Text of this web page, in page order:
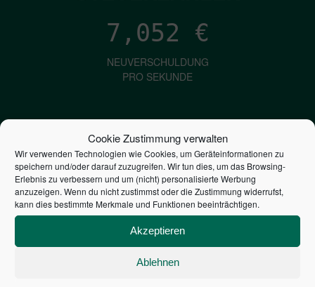
Cookie Zustimmung verwalten
Wir verwenden Technologien wie Cookies, um Geräteinformationen zu
speichern und/oder darauf zuzugreifen. Wir tun dies, um das Browsing-
Erlebnis zu verbessern und um (nicht) personalisierte Werbung
anzuzeigen. Wenn du nicht zustimmst oder die Zustimmung widerrufst,
kann dies bestimmte Merkmale und Funktionen beeinträchtigen.
Akzeptieren
Ablehnen
7,052 €
NEUVERSCHULDUNG
PRO SEKUNDE
1,601€
ZINSEN
PRO SEKUNDE
2,805,551,967,365
STAATSVERSCHULDUNG